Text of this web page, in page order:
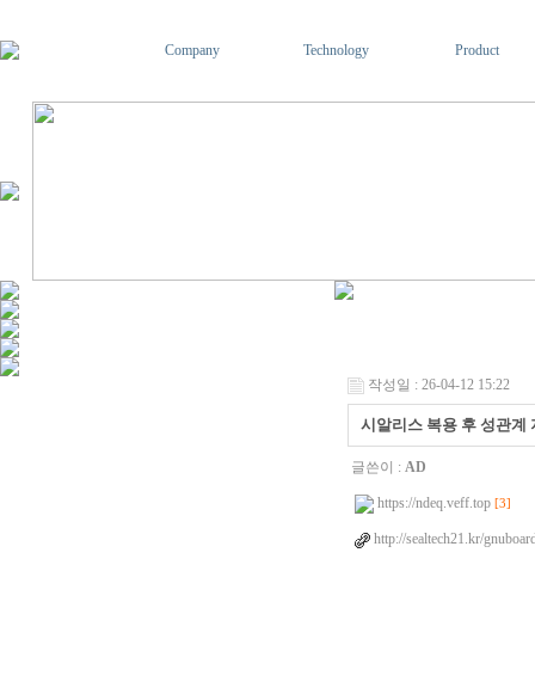
Company Technology Product
작성일 : 26-04-12 15:22
시알리스 복용 후 성관계
글쓴이 : AD
https://ndeq.veff.top [3]
http://sealtech21.kr/